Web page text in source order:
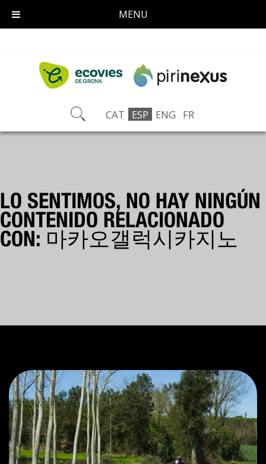
CAT ESP ENG FR
LO SENTIMOS, NO HAY NINGÚN
CONTENIDO RELACIONADO
CON: 마카오갤럭시카지노
MENU